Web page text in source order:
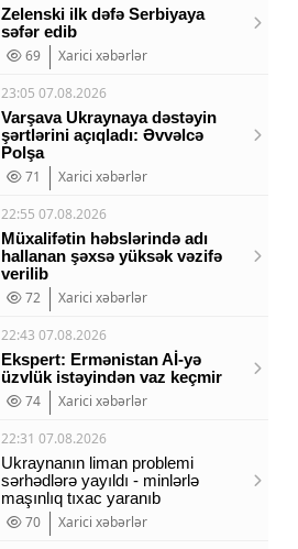
Zelenski ilk dəfə Serbiyaya
səfər edib
69
Xarici xəbərlər
23:05 07.08.2026
Varşava Ukraynaya dəstəyin
şərtlərini açıqladı: Əvvəlcə
Polşa
71
Xarici xəbərlər
22:55 07.08.2026
Müxalifətin həbslərində adı
hallanan şəxsə yüksək vəzifə
verilib
72
Xarici xəbərlər
22:43 07.08.2026
Ekspert: Ermənistan Aİ-yə
üzvlük istəyindən vaz keçmir
74
Xarici xəbərlər
22:31 07.08.2026
Ukraynanın liman problemi
sərhədlərə yayıldı - minlərlə
maşınlıq tıxac yaranıb
70
Xarici xəbərlər